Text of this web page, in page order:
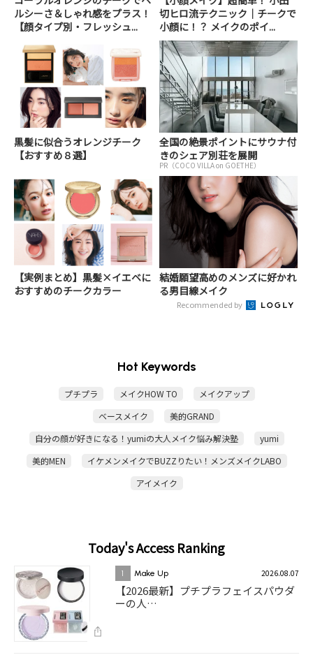
ルシーさ＆しゃれ感をプラス！
【顔タイプ別・フレッシュ...
切ヒロ流テクニック｜チークで
小顔に！？ メイクのポイ...
黒髪に似合うオレンジチーク
【おすすめ８選】
全国の絶景ポイントにサウナ付
きのシェア別荘を展開
PR（COCO VILLA on GOETHE）
【実例まとめ】黒髪×イエベに
おすすめのチークカラー
結婚願望高めのメンズに好かれ
る男目線メイク
Recommended by
Hot Keywords
プチプラ メイクHOW TO
メイクアップ
ベースメイク
美的GRAND
自分の顔が好きになる！yumiの大人メイク悩み解決塾
yumi
美的MEN
イケメンメイクでBUZZりたい！メンズメイクLABO
アイメイク
Today's Access Ranking
1 Make Up 2026.08.07
【2026最新】プチプラフェイスパウダ
ーの人…